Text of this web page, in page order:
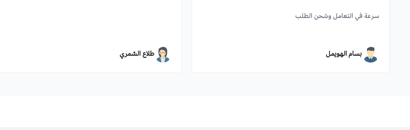
سرعة في التعامل وشحن الطلب
بسام الهويمل طلاع الشمري